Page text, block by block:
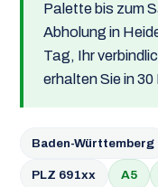
Palette bis zum
Abholung in
Tag, Ihr
erhalten Sie in
Baden-Württemberg
PLZ 691xx A5